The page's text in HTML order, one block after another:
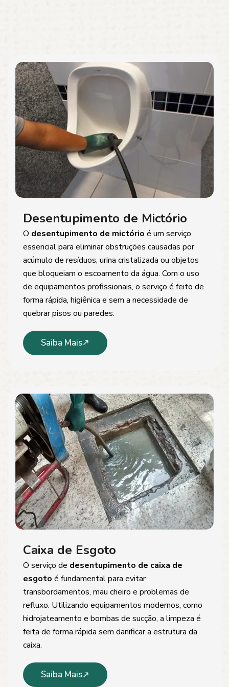
Desentupimento de Mictório
O desentupimento de mictório é um serviço
essencial para eliminar obstruções causadas por
acúmulo de resíduos, urina cristalizada ou objetos
que bloqueiam o escoamento da água. Com o uso
de equipamentos profissionais, o serviço é feito de
forma rápida, higiênica e sem a necessidade de
quebrar pisos ou paredes.
Saiba Mais
Caixa de Esgoto
O serviço de desentupimento de caixa de
esgoto é fundamental para evitar
transbordamentos, mau cheiro e problemas de
refluxo. Utilizando equipamentos modernos, como
hidrojateamento e bombas de sucção, a limpeza é
feita de forma rápida sem danificar a estrutura da
caixa.
Saiba Mais